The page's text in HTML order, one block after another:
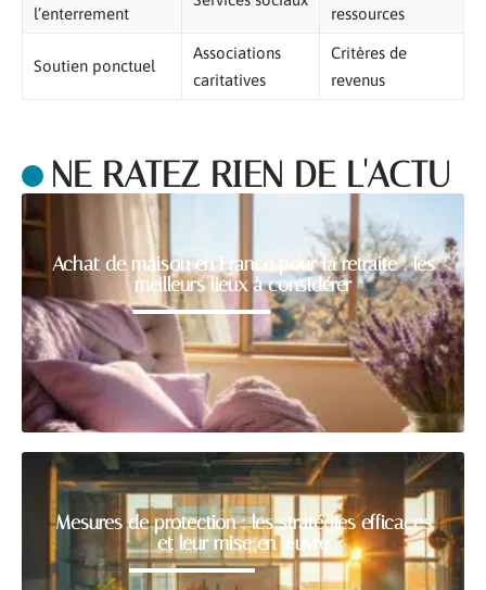
l’enterrement
ressources
Soutien ponctuel
Associations
caritatives
Critères de
revenus
NE RATEZ RIEN DE L'ACTU
Achat de maison en France pour la retraite : les
meilleurs lieux à considérer
Mesures de protection : les stratégies efficaces
et leur mise en œuvre